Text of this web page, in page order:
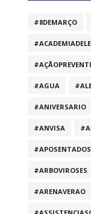
#8DEMARÇO
#AGUA
#ANIVERSARIO
#ANVISA
#APOSENTADOS
#ARBOVIROSES
#ARENAVERAO